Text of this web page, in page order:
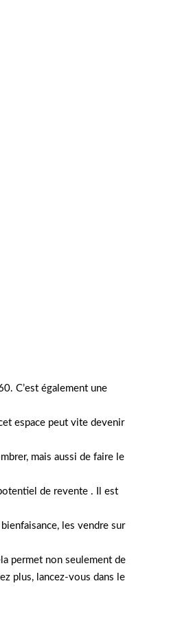
C’est également une
espace peut vite devenir
mais aussi de faire le
de revente . Il est
les vendre sur
permet non seulement de
plus, lancez-vous dans le